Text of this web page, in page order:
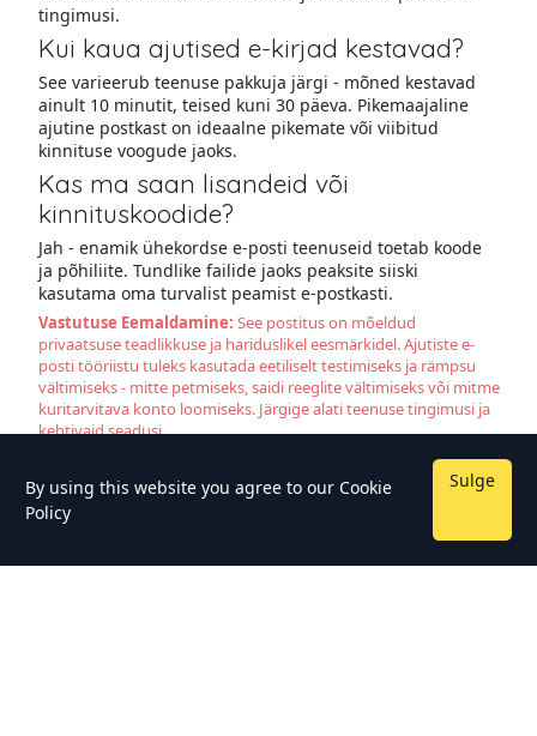
tingimusi.
Kui kaua ajutised e-kirjad kestavad?
See varieerub teenuse pakkuja järgi - mõned kestavad
ainult 10 minutit, teised kuni 30 päeva. Pikemaajaline
ajutine postkast on ideaalne pikemate või viibitud
kinnituse voogude jaoks.
Kas ma saan lisandeid või
kinnituskoodide?
Jah - enamik ühekordse e-posti teenuseid toetab koode
ja põhiliite. Tundlike failide jaoks peaksite siiski
kasutama oma turvalist peamist e-postkasti.
Vastutuse Eemaldamine: See postitus on mõeldud
privaatsuse teadlikkuse ja hariduslikel eesmärkidel. Ajutiste e-
posti tööriistu tuleks kasutada eetiliselt testimiseks ja rämpsu
vältimiseks - mitte petmiseks, saidi reeglite vältimiseks või mitme
kuritarvitava konto loomiseks. Järgige alati teenuse tingimusi ja
kehtivaid seadusi.
By using this website you agree to our Cookie
Policy
Sulge